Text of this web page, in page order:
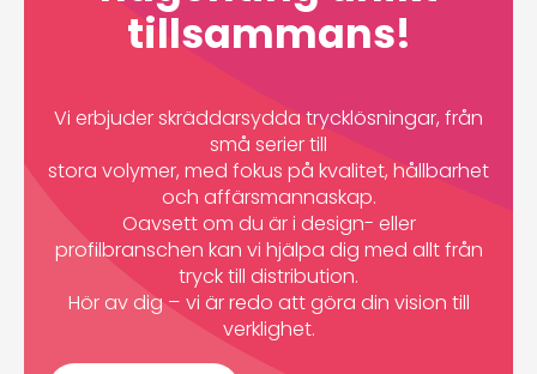
tillsammans!
Vi erbjuder skräddarsydda trycklösningar, från
små serier till
stora volymer, med fokus på kvalitet, hållbarhet
och affärsmannaskap.
Oavsett om du är i design- eller
profilbranschen kan vi hjälpa dig med allt från
tryck till distribution.
Hör av dig – vi är redo att göra din vision till
verklighet.